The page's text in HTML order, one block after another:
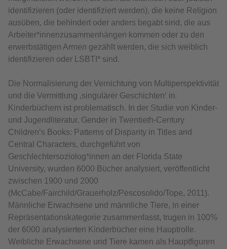
identifizieren (oder identifiziert werden), die keine Religion
ausüben, die behindert oder anders begabt sind, die aus
Arbeiter*innenzusammenhängen kommen oder zu den
erwerbstätigen Armen gezählt werden, die sich weiblich
identifizieren oder LSBTI* sind.
Die Normalisierung der Vernichtung von Multiperspektivität
und die Vermittlung ‚singulärer Geschichten‘ in
Kinderbüchern ist problematisch. In der Studie von Kinder-
und Jugendliteratur, Gender in Twentieth-Century
Children’s Books: Patterns of Disparity in Titles and
Central Characters, durchgeführt von
Geschlechtersoziolog*innen an der Florida State
University, wurden 6000 Bücher analysiert, veröffentlicht
zwischen 1900 und 2000
(McCabe/Fairchild/Grauerholz/Pescosolido/Tope, 2011).
Männliche Erwachsene und männliche Tiere, in einer
Repräsentationskategorie zusammenfasst, trugen in 100%
der 6000 analysierten Kinderbücher eine Hauptrolle.
Weibliche Erwachsene und Tiere kamen als Hauptfiguren